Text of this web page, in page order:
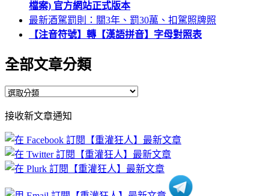
檔案) 官方網站正式版本
最新酒駕罰則：關3年、罰30萬、扣駕照牌照
【注音符號】轉【漢語拼音】字母對照表
全部文章分類
全
文
章
分
類
接收新文章通知